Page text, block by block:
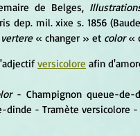
de Belges,
dep. mil. xixe s. 1856
vertere « changer » et color «
versicolore afin
- Champignon queue-de-
dinde - Tramète versicolore -